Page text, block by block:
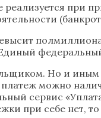
при
Но и
можно
сервис
при себе нет, то